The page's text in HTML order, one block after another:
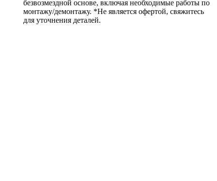
безвозмездной основе, включая необходимые работы по
монтажу/демонтажу. *Не является офертой, свяжитесь
для уточнения деталей.